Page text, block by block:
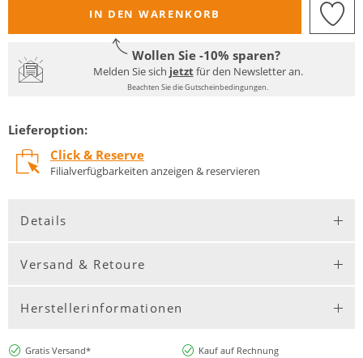
IN DEN WARENKORB
Wollen Sie -10% sparen?
Melden Sie sich jetztfür den Newsletter an.
Beachten Sie die Gutscheinbedingungen.
Lieferoption:
Click & Reserve
Filialverfügbarkeiten anzeigen & reservieren
Details
Versand & Retoure
Herstellerinformationen
Gratis Versand*
Kauf auf Rechnung